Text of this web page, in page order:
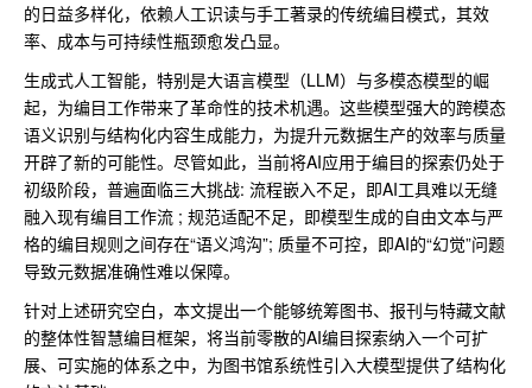
的日益多样化，依赖人工识读与手工著录的传统编目模式，其效
率、成本与可持续性瓶颈愈发凸显。
生成式人工智能，特别是大语言模型（LLM）与多模态模型的崛
起，为编目工作带来了革命性的技术机遇。这些模型强大的跨模态
语义识别与结构化内容生成能力，为提升元数据生产的效率与质量
开辟了新的可能性。尽管如此，当前将AI应用于编目的探索仍处于
初级阶段，普遍面临三大挑战: 流程嵌入不足，即AI工具难以无缝
融入现有编目工作流 ; 规范适配不足，即模型生成的自由文本与严
格的编目规则之间存在“语义鸿沟”; 质量不可控，即AI的“幻觉”问题
导致元数据准确性难以保障。
针对上述研究空白，本文提出一个能够统筹图书、报刊与特藏文献
的整体性智慧编目框架，将当前零散的AI编目探索纳入一个可扩
展、可实施的体系之中，为图书馆系统性引入大模型提供了结构化